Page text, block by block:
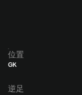
位置
GK
逆足